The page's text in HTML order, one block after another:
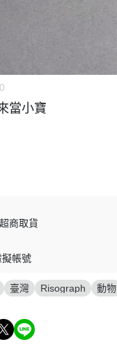
當小寶
商取貨
帳號
臺灣 Risograph 動物